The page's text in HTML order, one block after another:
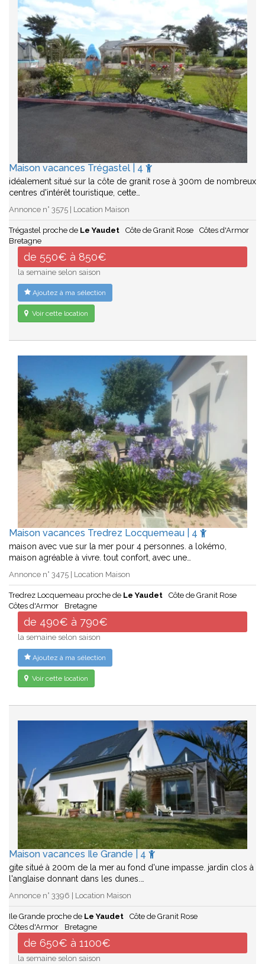
Maison vacances Trégastel | 4
idéalement situé sur la côte de granit rose à 300m de nombreux
centres d'intérêt touristique, cette…
Annonce n° 3575 | Location Maison
Trégastel proche de Le Yaudet Côte de Granit Rose
Côtes d'Armor
Bretagne
de 550€ à 850€
la semaine selon saison
Ajoutez à ma sélection
Voir cette location
Maison vacances Tredrez Locquemeau | 4
maison avec vue sur la mer pour 4 personnes. a lokémo,
maison agréable à vivre. tout confort, avec une…
Annonce n° 3475 | Location Maison
Tredrez Locquemeau proche de Le Yaudet
Côte de Granit Rose
Côtes d'Armor
Bretagne
de 490€ à 790€
la semaine selon saison
Ajoutez à ma sélection
Voir cette location
Maison vacances Ile Grande | 4
gite situé à 200m de la mer au fond d'une impasse. jardin clos à
l'anglaise donnant dans les dunes.…
Annonce n° 3396 | Location Maison
Ile Grande proche de Le Yaudet
Côte de Granit Rose
Côtes d'Armor
Bretagne
de 650€ à 1100€
la semaine selon saison